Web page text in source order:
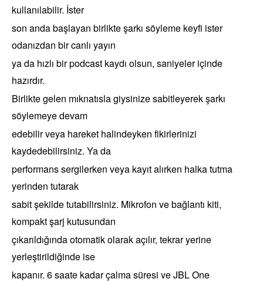
kullanılabilir. İster
son anda başlayan birlikte şarkı söyleme keyfi ister
odanızdan bir canlı yayın
ya da hızlı bir podcast kaydı olsun, saniyeler içinde
hazırdır.
Birlikte gelen mıknatısla giysinize sabitleyerek şarkı
söylemeye devam
edebilir veya hareket halindeyken fikirlerinizi
kaydedebilirsiniz. Ya da
performans sergilerken veya kayıt alırken halka tutma
yerinden tutarak
sabit şekilde tutabilirsiniz. Mikrofon ve bağlantı kiti,
kompakt şarj kutusundan
çıkarıldığında otomatik olarak açılır, tekrar yerine
yerleştirildiğinde ise
kapanır. 6 saate kadar çalma süresi ve JBL One